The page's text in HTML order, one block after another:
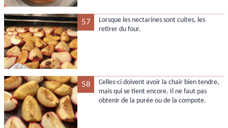
57
Lorsque les nectarines sont cuites, les
retirer du four.
58
Celles-ci doivent avoir la chair bien tendre,
mais qui se tient encore. Il ne faut pas
obtenir de la purée ou de la compote.